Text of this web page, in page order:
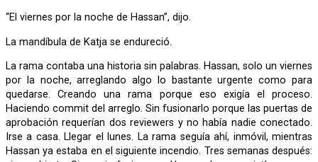
“El viernes por la noche de Hassan”, dijo.
La mandíbula de Katja se endureció.
La rama contaba una historia sin palabras. Hassan, solo un viernes
por la noche, arreglando algo lo bastante urgente como para
quedarse. Creando una rama porque eso exigía el proceso.
Haciendo commit del arreglo. Sin fusionarlo porque las puertas de
aprobación requerían dos reviewers y no había nadie conectado.
Irse a casa. Llegar el lunes. La rama seguía ahí, inmóvil, mientras
Hassan ya estaba en el siguiente incendio. Tres semanas después: